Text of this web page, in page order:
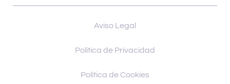
Aviso Legal
Política de Privacidad
Política de Cookies